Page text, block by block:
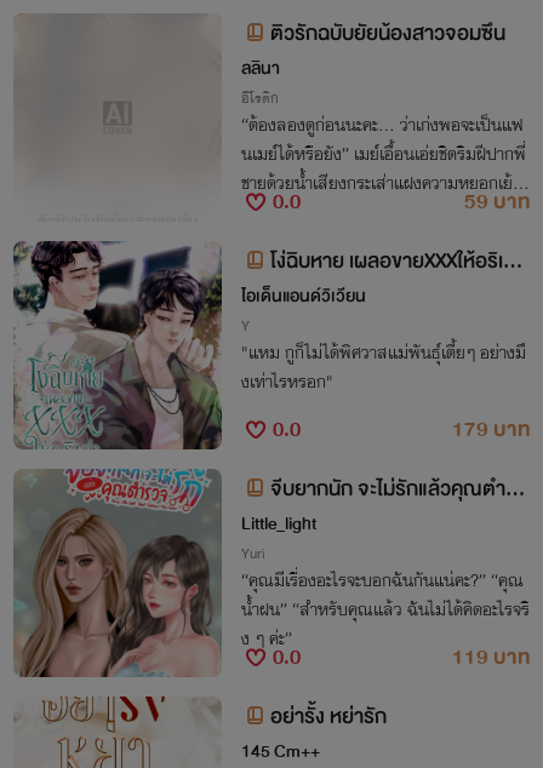
ติวรักฉบับยัยน้องสาวจอมซึน
ลลินา
อีโรติก
“ต้องลองดูก่อนนะคะ... ว่าเก่งพอจะเป็นแฟ
นเมย์ได้หรือยัง” เมย์เอื้อนเอ่ยชิดริมฝีปากพี่
ชายด้วยน้ำเสียงกระเส่าแฝงความหยอกเย้
า“งั้นก็ตั้งใจดูให้ดีละกัน...” แทนกระซิบตอบ
0.0
59 บาท
โง่ฉิบหาย เผลอขายXXXให้อริเก่า
[Mpreg]
ไอเด็นแอนด์วิเวียน
Y
"แหม กูก็ไม่ได้พิศวาสแม่พันธุ์เตี้ยๆ อย่างมึ
งเท่าไรหรอก"
0.0
179 บาท
จีบยากนัก จะไม่รักแล้วคุณตำรว
จ
Little_light
Yuri
“คุณมีเรื่องอะไรจะบอกฉันกันแน่คะ?” “คุณ
น้ำฝน” “สำหรับคุณแล้ว ฉันไม่ได้คิดอะไรจริ
ง ๆ ค่ะ”
0.0
119 บาท
อย่ารั้ง หย่ารัก
145 Cm++